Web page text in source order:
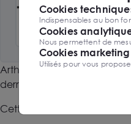
Année
Arthur Loyd Angers a
derrière la Gare TGV Angers
Cette implantation répond
Cookies
Indispensables au bon
Cookies
Nous permettent de
Cookies marketing
Utilisés pour vous